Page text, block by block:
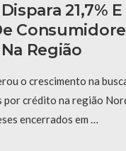
21,7%
Região
o crescimento na
por crédito na região
encerrados em …